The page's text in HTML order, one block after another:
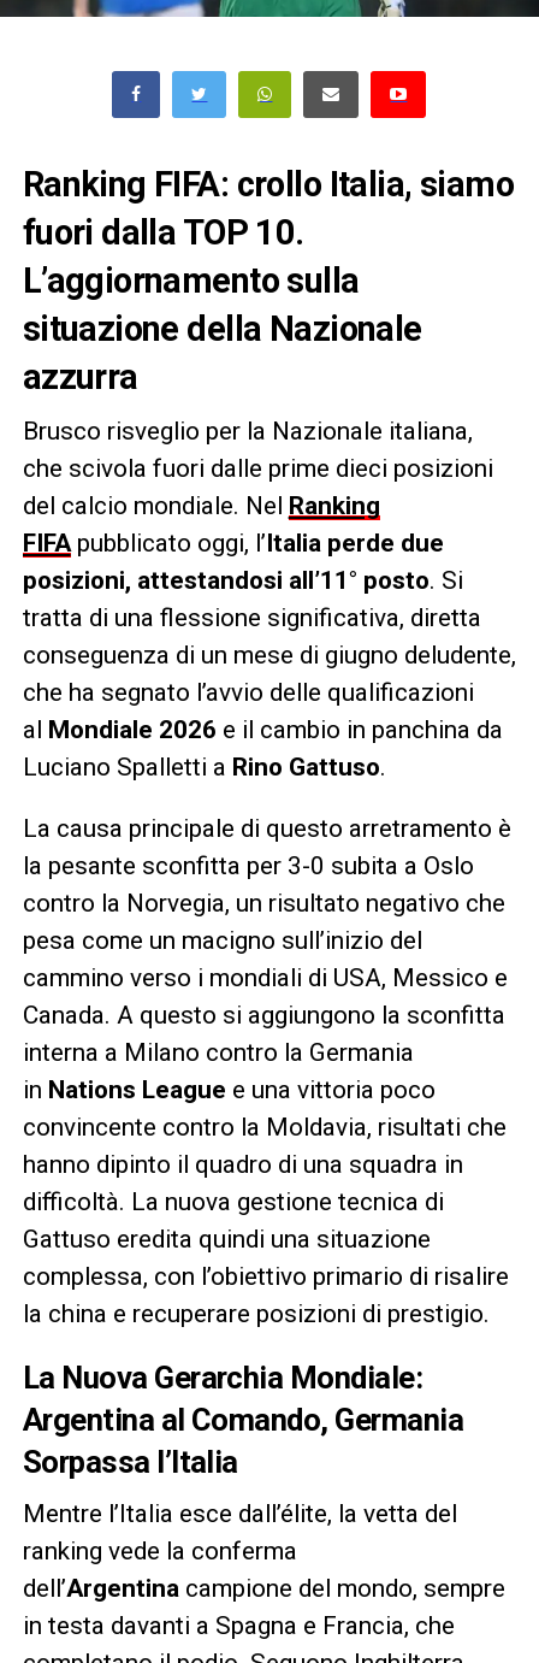
Ranking FIFA: crollo Italia, siamo
fuori dalla TOP 10.
L’aggiornamento sulla
situazione della Nazionale
azzurra
Brusco risveglio per la Nazionale italiana,
che scivola fuori dalle prime dieci posizioni
del calcio mondiale. Nel Ranking
FIFApubblicato oggi, l’Italia perde due
posizioni, attestandosi all’11° posto. Si
tratta di una flessione significativa, diretta
conseguenza di un mese di giugno deludente,
che ha segnato l’avvio delle qualificazioni
al Mondiale 2026 e il cambio in panchina da
Luciano Spalletti a Rino Gattuso.
La causa principale di questo arretramento è
la pesante sconfitta per 3-0 subita a Oslo
contro la Norvegia, un risultato negativo che
pesa come un macigno sull’inizio del
cammino verso i mondiali di USA, Messico e
Canada. A questo si aggiungono la sconfitta
interna a Milano contro la Germania
in Nations League e una vittoria poco
convincente contro la Moldavia, risultati che
hanno dipinto il quadro di una squadra in
difficoltà. La nuova gestione tecnica di
Gattuso eredita quindi una situazione
complessa, con l’obiettivo primario di risalire
la china e recuperare posizioni di prestigio.
La Nuova Gerarchia Mondiale:
Argentina al Comando, Germania
Sorpassa l’Italia
Mentre l’Italia esce dall’élite, la vetta del
ranking vede la conferma
dell’Argentina campione del mondo, sempre
in testa davanti a Spagna e Francia, che